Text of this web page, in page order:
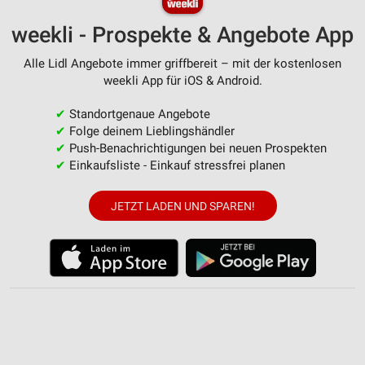
weekli - Prospekte & Angebote App
Alle Lidl Angebote immer griffbereit – mit der kostenlosen
weekli App für iOS & Android.
✔ Standortgenaue Angebote
✔ Folge deinem Lieblingshändler
✔ Push-Benachrichtigungen bei neuen Prospekten
✔ Einkaufsliste - Einkauf stressfrei planen
JETZT LADEN UND SPAREN!
Erstellung von Profilen zur Personalisierung
Verwendung von Profilen zur Auswahl
Messung der Werbeleistung
Messung der Performance von Inhalten
Analyse von Zielgruppen durch Statistiken oder
Kombinationen von Daten aus verschiedenen
Entwicklung und Verbesserung der Angebote